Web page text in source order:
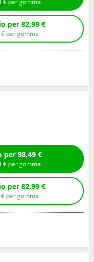
€ per gomma
Compra senza montaggio per 82,99 €
€ per gomma
Compra con montaggio per 98,49 €
€ per gomma
Compra senza montaggio per 82,99 €
€ per gomma